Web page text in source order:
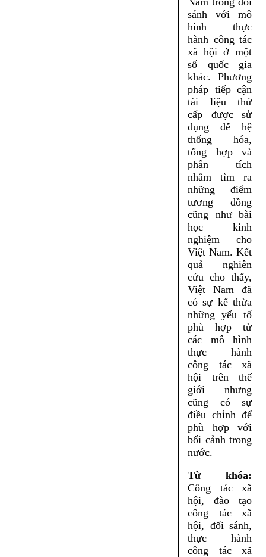
sánh với mô
hình thực
hành công tác
xã hội ở một
số quốc gia
khác. Phương
pháp tiếp cận
tài liệu thứ
cấp được sử
dụng để hệ
thống hóa,
tổng hợp và
phân tích
nhằm tìm ra
những điểm
tương đồng
cũng như bài
học kinh
nghiệm cho
Việt Nam. Kết
quả nghiên
cứu cho thấy,
Việt Nam đã
có sự kế thừa
những yếu tố
phù hợp từ
các mô hình
thực hành
công tác xã
hội trên thế
giới nhưng
cũng có sự
điều chỉnh để
phù hợp với
bối cảnh trong
nước.
Từ khóa:
Công tác xã
hội, đào tạo
công tác xã
hội, đối sánh,
thực hành
công tác xã